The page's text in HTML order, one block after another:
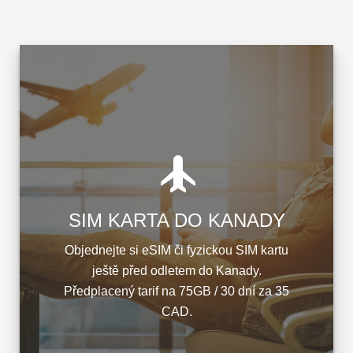
SIM KARTA DO KANADY
Objednejte si eSIM či fyzickou SIM kartu
ještě před odletem do Kanady.
Předplacený tarif na 75GB / 30 dní za 35
CAD.